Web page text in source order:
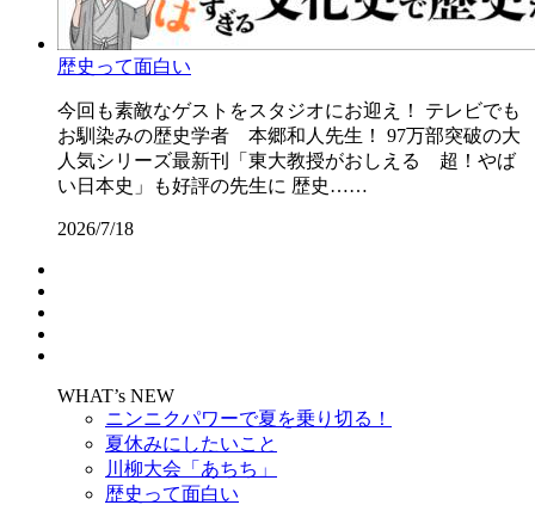
歴史って面白い
今回も素敵なゲストをスタジオにお迎え！ テレビでも
お馴染みの歴史学者 本郷和人先生！ 97万部突破の大
人気シリーズ最新刊「東大教授がおしえる 超！やば
い日本史」も好評の先生に 歴史……
2026/7/18
WHAT’s NEW
ニンニクパワーで夏を乗り切る！
夏休みにしたいこと
川柳大会「あちち」
歴史って面白い